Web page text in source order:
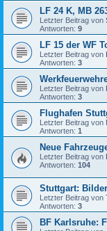
LF 24 K, MB
Letzter Beitrag von
Antworten: 9
LF 15 der WF
Letzter Beitrag von
Antworten: 3
Letzter Beitrag von
Antworten: 3
Flughafen
Letzter Beitrag von
Antworten: 1
Neue
Letzter Beitrag von
Antworten: 104
Stuttgart:
Letzter Beitrag von
Antworten: 3
BF Karlsruhe: